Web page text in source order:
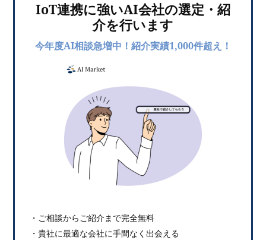
IoT連携に強いAI会社の選定・紹
介を行います
今年度AI相談急増中！紹介実績1,000件超え！
・ご相談からご紹介まで完全無料
・貴社に最適な会社に手間なく出会える